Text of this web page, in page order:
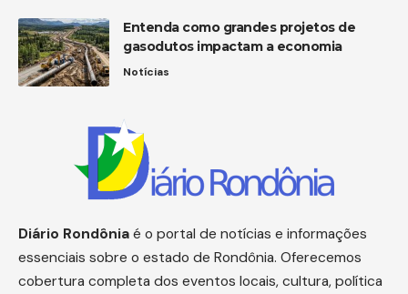
Entenda como grandes projetos de
gasodutos impactam a economia
Notícias
Diário Rondôniaé o portal de notícias e informações
essenciais sobre o estado de Rondônia. Oferecemos
cobertura completa dos eventos locais, cultura, política